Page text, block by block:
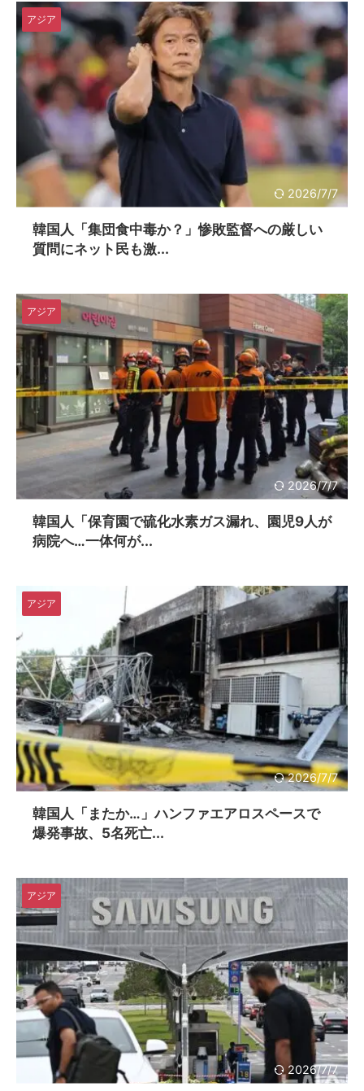
2026/7/7
アジア
韓国人「集団食中毒か？」惨敗監督への厳しい
質問にネット民も激...
2026/7/7
アジア
韓国人「保育園で硫化水素ガス漏れ、園児9人が
病院へ…一体何が...
2026/7/7
アジア
韓国人「またか…」ハンファエアロスペースで
爆発事故、5名死亡...
2026/7/7
アジア